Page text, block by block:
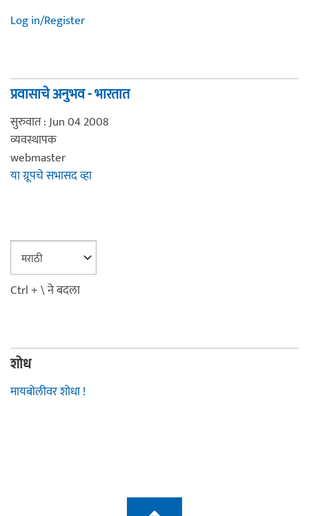
Log in/Register
प्रवासाचे अनुभव - भारतात
सुरुवात : Jun 04 2008
व्यवस्थापक
webmaster
या ग्रूपचे सभासद व्हा
Ctrl + \ ने बदला
शोध
मायबोलीवर शोधा !